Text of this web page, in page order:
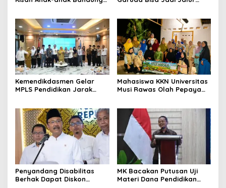
Kemendikdasmen Gelar
MPLS Pendidikan Jarak
Mahasiswa KKN Universitas
Musi Rawas Olah Pepaya
Desa Air Satan
Penyandang Disabilitas
Berhak Dapat Diskon
MK Bacakan Putusan Uji
Materi Dana Pendidikan